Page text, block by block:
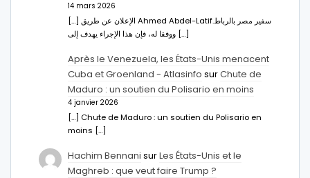
14 mars 2026
[…] الإعلان عن طريق Ahmed Abdel-Latifسفير مصر بالرباط.
ووفقا له، فإن هذا الإجراء يهدف إلى […]
Après le Venezuela, les États-Unis menacent
Cuba et Groenland - Atlasinfo surChute de
Maduro : un soutien du Polisario en moins
4 janvier 2026
[…] Chute de Maduro : un soutien du Polisario en
moins […]
Hachim Bennani surLes États-Unis et le
Maghreb : que veut faire Trump ?